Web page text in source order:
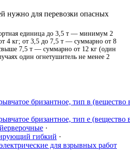
нужно для перевозки опасных
единица до 3,5 т — минимум 2
4 кг; от 3,5 до 7,5 т — суммарно от 8
7,5 т — суммарно от 12 кг (один
один огнетушитель не менее 2
бризантное, тип в (вещество
бризантное, тип е (вещество
·
гибкий ·
для взрывных работ